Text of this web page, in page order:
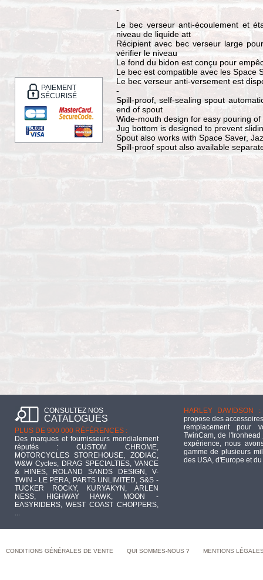
PAIEMENT
SÉCURISÉ
-
Le bec verseur anti-écoulement et
niveau de liquide att
Récipient avec bec verseur large
vérifier le niveau
Le fond du bidon est conçu pour
Le bec est compatible avec les Space
Le bec verseur anti-versement est
-
Spill-proof, self-sealing spout
end of spout
Wide-mouth design for easy pouring
Jug bottom is designed to prevent
Spout also works with Space Saver,
Spill-proof spout also available
CONSULTEZ NOS
CATALOGUES
PLUS DE 900 000 RÉFÉRENCES :
Des marques et fournisseurs mondialement
réputés : CUSTOM CHROME,
MOTORCYCLES STOREHOUSE, ZODIAC,
W&W Cycles, DRAG SPECIALTIES, VANCE
& HINES, ROLAND SANDS DESIGN, V-
TWIN - LE PERA, PARTS UNLIMITED, S&S -
TUCKER ROCKY, KURYAKYN, ARLEN
NESS, HIGHWAY HAWK, MOON -
EASYRIDERS, WEST COAST CHOPPERS,
HARLEY DAVIDSON :
propose des
remplacement pour
TwinCam, de
expérience, nous
gamme de plusieurs
des USA, d'Europe et
CONDITIONS GÉNÉRALES DE VENTE QUI SOMMES-NOUS ? MENTIONS